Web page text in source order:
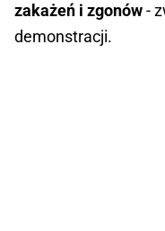
zakażeń i zgonów-
demonstracji.